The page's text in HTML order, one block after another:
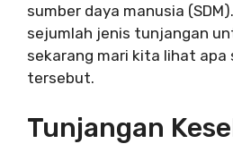
sumber daya manusia
sejumlah jenis tunjangan
sekarang mari kita lihat apa
tersebut.
Tunjangan